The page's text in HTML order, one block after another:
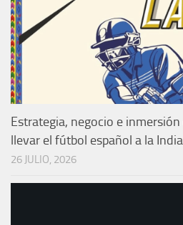
Estrategia, negocio e
llevar el fútbol español a la India
26 JULIO, 2026